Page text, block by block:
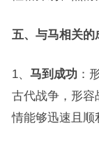
五、与马相关的
1、 马到成功：
古代战争，形容
情能够迅速且顺